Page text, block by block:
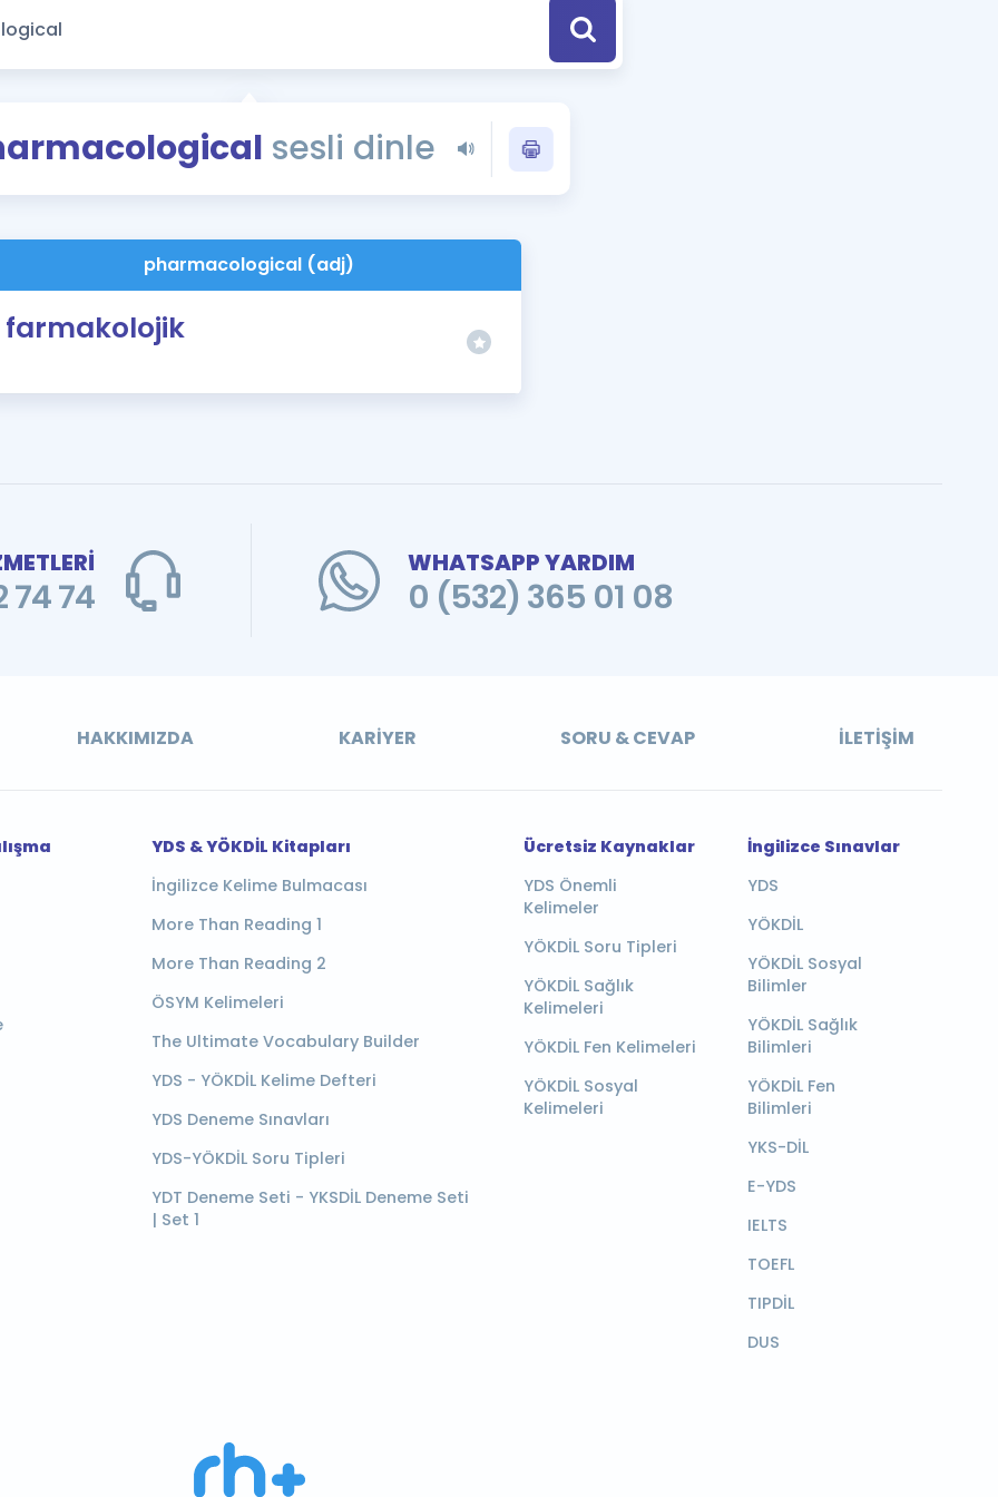
Eğitim ve Kitaplara Özel Fırsatlar
YDS - YÖKDİL Tüm Sınavlarla İlgili Haberler
İngilizce Gramer
İngilizce Gramer ve Konu Anlatımı
sesli dinle
pharmacological (adj)
farmakolojik
74
WHATSAPP YARDIM
0 (532) 365 01 08
HAKKIMIZDA KARIYER SORU & CEVAP İLETIŞIM
YDS & YÖKDİL Kitapları
İngilizce Kelime Bulmacası
More Than Reading 1
More Than Reading 2
ÖSYM Kelimeleri
The Ultimate Vocabulary Builder
YDS - YÖKDİL Kelime Defteri
YDS Deneme Sınavları
YDS-YÖKDİL Soru Tipleri
YDT Deneme Seti - YKSDİL Deneme Seti
| Set 1
Ücretsiz Kaynaklar
YDS Önemli
Kelimeler
YÖKDİL Soru Tipleri
YÖKDİL Sağlık
Kelimeleri
YÖKDİL Fen Kelimeleri
YÖKDİL Sosyal
Kelimeleri
İngilizce Sınavlar
YDS
YÖKDİL
YÖKDİL Sosyal
Bilimler
YÖKDİL Sağlık
Bilimleri
YÖKDİL Fen
Bilimleri
YKS-DİL
E-YDS
IELTS
TOEFL
TIPDİL
DUS